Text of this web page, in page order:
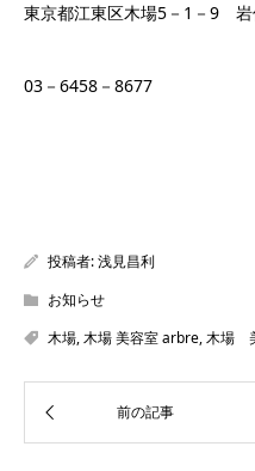
東京都江東区木場5－1－9 岩
03－6458－8677
投稿者:浅見昌利
お知らせ
木場,木場 美容室 arbre,木場